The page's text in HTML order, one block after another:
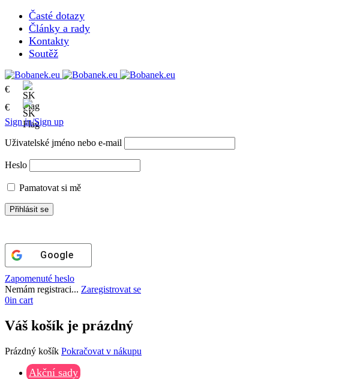
Časté dotazy
Články a rady
Kontakty
Soutěž
€
€
Sign in/Sign up
Uživatelské jméno nebo e-mail
Heslo
Pamatovat si mě
Google
Zapomenuté heslo
Nemám registraci... Zaregistrovat se
0in cart
Váš košík je prázdný
Prázdný košík Pokračovat v nákupu
Akční sady